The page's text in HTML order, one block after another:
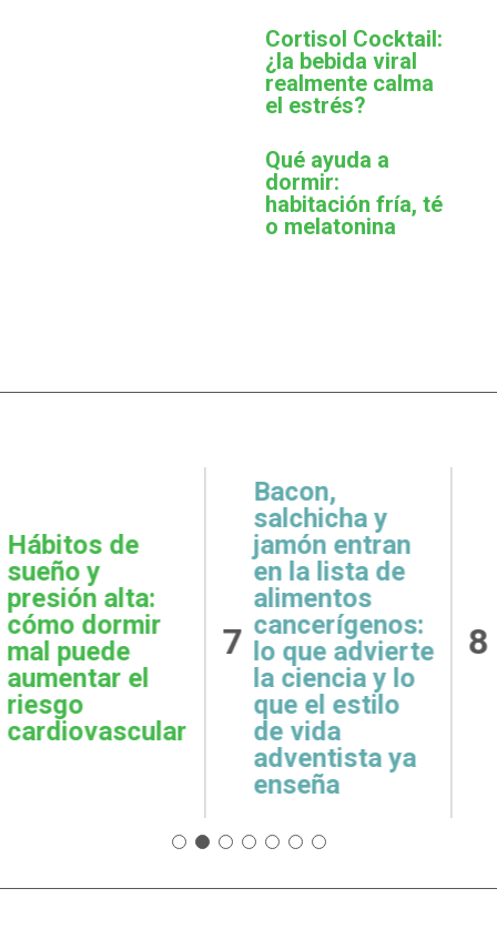
Cortisol Cocktail:
¿la bebida viral
realmente calma
el estrés?
Qué ayuda a
dormir:
habitación fría, té
o melatonina
entran
de
advierte
y lo
estilo
8
Metas
realistas:
cómo definir
objetivos
posibles y
cuidar la salud
emocional
9
qué
la